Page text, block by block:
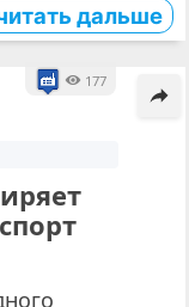
дальше
177